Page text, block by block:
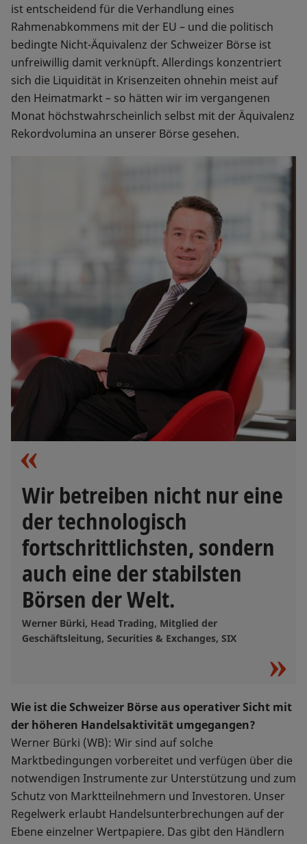
ist entscheidend für die Verhandlung eines
Rahmenabkommens mit der EU – und die politisch
bedingte Nicht-Äquivalenz der Schweizer Börse ist
unfreiwillig damit verknüpft. Allerdings konzentriert
sich die Liquidität in Krisenzeiten ohnehin meist auf
den Heimatmarkt – so hätten wir im vergangenen
Monat höchstwahrscheinlich selbst mit der Äquivalenz
Rekordvolumina an unserer Börse gesehen.
Wir betreiben nicht nur eine
der technologisch
fortschrittlichsten, sondern
auch eine der stabilsten
Börsen der Welt.
Werner Bürki, Head Trading, Mitglied der
Geschäftsleitung, Securities & Exchanges, SIX
Wie ist die Schweizer Börse aus operativer Sicht mit
der höheren Handelsaktivität umgegangen?
Werner Bürki (WB): Wir sind auf solche
Marktbedingungen vorbereitet und verfügen über die
notwendigen Instrumente zur Unterstützung und zum
Schutz von Marktteilnehmern und Investoren. Unser
Regelwerk erlaubt Handelsunterbrechungen auf der
Ebene einzelner Wertpapiere. Das gibt den Händlern